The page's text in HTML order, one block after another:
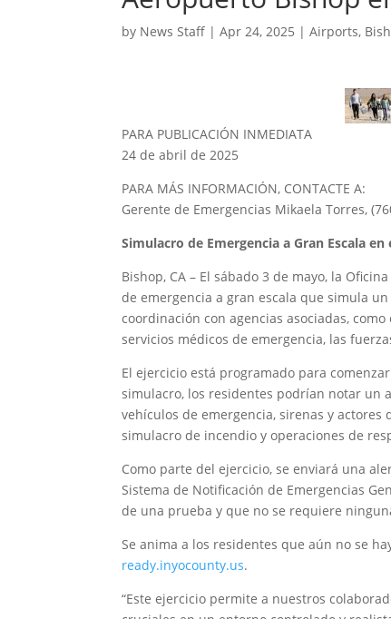
by News Staff |Apr 24, 2025 |Airports,
PARA PUBLICACIÓN INMEDIATA
24 de abril de 2025
PARA MÁS INFORMACIÓN, CONTACTE A:
Gerente de Emergencias Mikaela Torres,
Simulacro de Emergencia a Gran Escala
Bishop, CA – El sábado 3 de mayo, la
de emergencia a gran escala que simula
coordinación con agencias asociadas,
servicios médicos de emergencia, las
El ejercicio está programado para
simulacro, los residentes podrían notar un
vehículos de emergencia, sirenas y
simulacro de incendio y operaciones de
Como parte del ejercicio, se enviará una
Sistema de Notificación de Emergencias
de una prueba y que no se requiere
Se anima a los residentes que aún no se
ready.inyocounty.us.
“Este ejercicio permite a nuestros